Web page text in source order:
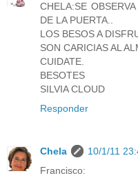
CHELA:SE
DE LA PUERTA..
LOS BESOS A
SON CARICIAS AL
CUIDATE.
BESOTES
SILVIA CLOUD
Responder
Chela
10/1/11
Francisco: